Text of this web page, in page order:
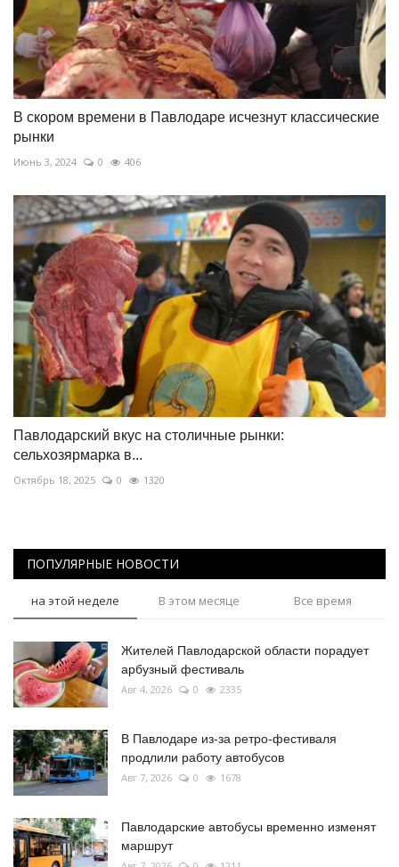
В скором времени в Павлодаре исчезнут классические
рынки
Июнь 3, 2024 0 406
Павлодарский вкус на столичные рынки:
сельхозярмарка в...
Октябрь 18, 2025 0 1320
ПОПУЛЯРНЫЕ НОВОСТИ
на этой неделе В этом месяце Все время
Жителей Павлодарской области порадует
арбузный фестиваль
Авг 4, 2026 0 2335
В Павлодаре из-за ретро-фестиваля
продлили работу автобусов
Авг 7, 2026 0 1678
Павлодарские автобусы временно изменят
маршрут